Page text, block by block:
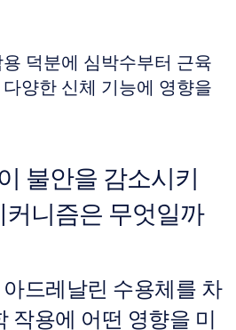
덕분에 심박수부터 근육
양한 신체 기능에 영향을
불안을 감소시키
니즘은 무엇일까
드레날린 수용체를 차
작용에 어떤 영향을 미